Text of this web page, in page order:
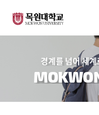
경계를 넘어 세